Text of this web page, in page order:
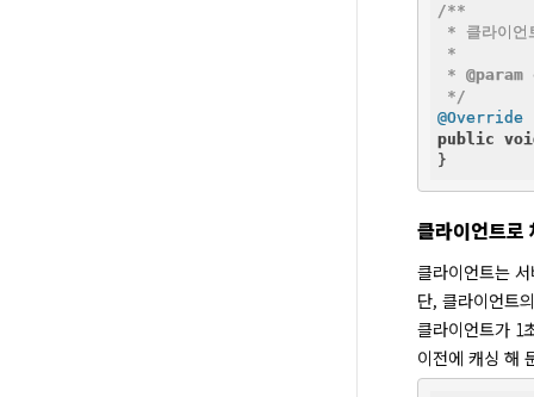
/**
* 클라이
*
* @param
*/
@Override
public
클라이언트로
클라이언트는
단, 클라이언트
클라이언트가 1
이전에 캐싱 해